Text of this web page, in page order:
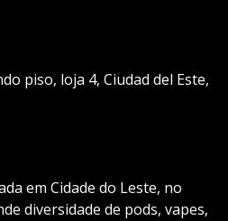
piso, loja 4, Ciudad del Este,
em Cidade do Leste, no
diversidade de pods, vapes,